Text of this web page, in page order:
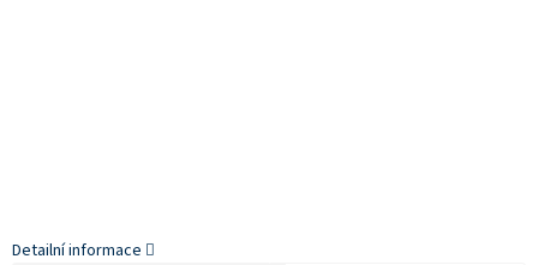
Detailní informace